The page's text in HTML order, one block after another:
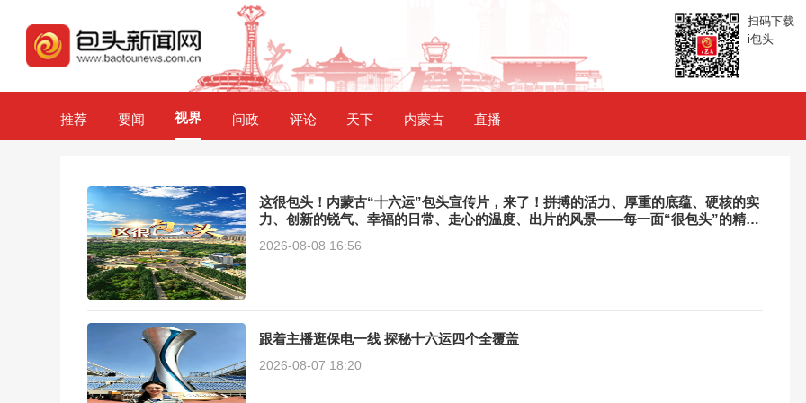
扫码下载
i包头
推荐 要闻 视界 问政 评论 天下 内蒙古 直播
这很包头！内蒙古“十六运”包头宣传片，来了！拼搏的活力、厚重的底蕴、硬核的实
力、创新的锐气、幸福的日常、走心的温度、出片的风景——每一面“很包头”的精
2026-08-08 16:56
跟着主播逛保电一线 探秘十六运四个全覆盖
2026-08-07 18:20